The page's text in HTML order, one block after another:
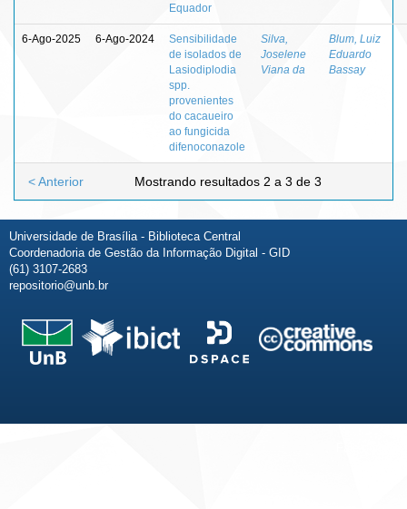
Equador
6-Ago-2025 6-Ago-2024
Sensibilidade
de isolados de
Lasiodiplodia
spp.
provenientes
do cacaueiro
ao fungicida
difenoconazole
Silva,
Joselene
Viana da
Blum, Luiz
Eduardo
Bassay
Mostrando resultados 2 a 3 de 3
< Anterior
Universidade de Brasília - Biblioteca Central
Coordenadoria de Gestão da Informação Digital - GID
(61) 3107-2683
repositorio@unb.br